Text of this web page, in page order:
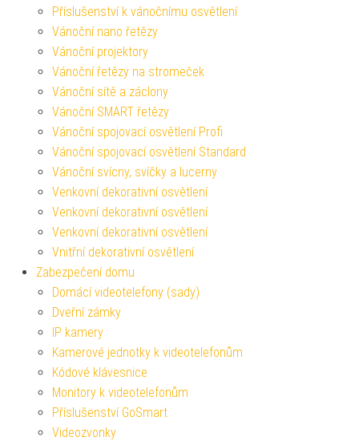
Příslušenství k vánočnímu osvětlení
Vánoční nano řetězy
Vánoční projektory
Vánoční řetězy na stromeček
Vánoční sítě a záclony
Vánoční SMART řetězy
Vánoční spojovací osvětlení Profi
Vánoční spojovací osvětlení Standard
Vánoční svícny, svíčky a lucerny
Venkovní dekorativní osvětlení
Venkovní dekorativní osvětlení
Venkovní dekorativní osvětlení
Vnitřní dekorativní osvětlení
Zabezpečení domu
Domácí videotelefony (sady)
Dveřní zámky
IP kamery
Kamerové jednotky k videotelefonům
Kódové klávesnice
Monitory k videotelefonům
Příslušenství GoSmart
Videozvonky